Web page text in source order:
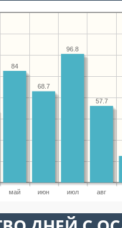
май июн июл авг
57.7
96.8
68.7
84